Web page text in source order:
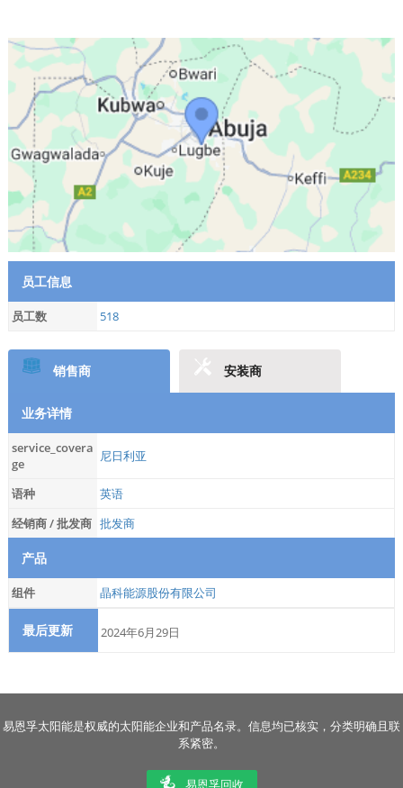
员工信息
员工数 518
销售商 安装商
业务详情
service_covera
ge
尼日利亚
语种
英语
经销商 / 批发商 批发商
产品
组件 晶科能源股份有限公司
最后更新 2024年6月29日
易恩孚太阳能是权威的太阳能企业和产品名录。信息均已核实，分类明确且联
系紧密。